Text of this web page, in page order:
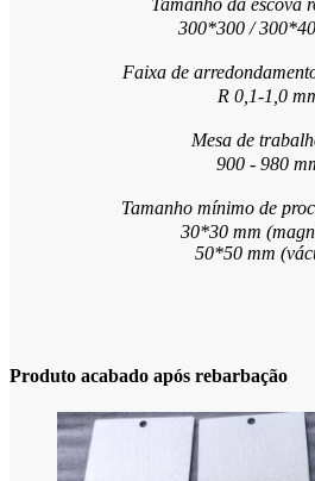
300*300 /
Faixa de
R 0,1-1,0
Mesa de
900 - 980
Tamanho mínimo de
30*30 mm
50*50 mm
Produto acabado após rebarbação